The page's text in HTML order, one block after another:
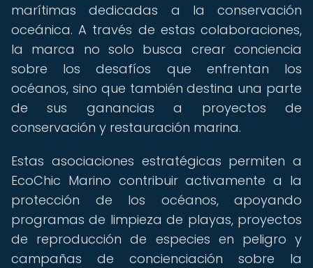
marítimas dedicadas a la conservación
oceánica. A través de estas colaboraciones,
la marca no solo busca crear conciencia
sobre los desafíos que enfrentan los
océanos, sino que también destina una parte
de sus ganancias a proyectos de
conservación y restauración marina.
Estas asociaciones estratégicas permiten a
EcoChic Marino contribuir activamente a la
protección de los océanos, apoyando
programas de limpieza de playas, proyectos
de reproducción de especies en peligro y
campañas de concienciación sobre la